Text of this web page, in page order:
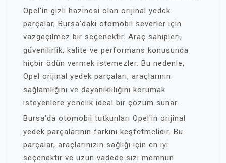
Opel'in gizli hazinesi olan orijinal yedek
parçalar, Bursa'daki otomobil severler için
vazgeçilmez bir seçenektir. Araç sahipleri,
güvenilirlik, kalite ve performans konusunda
hiçbir ödün vermek istemezler. Bu nedenle,
Opel orijinal yedek parçaları, araçlarının
sağlamlığını ve dayanıklılığını korumak
isteyenlere yönelik ideal bir çözüm sunar.
Bursa'da otomobil tutkunları Opel'in orijinal
yedek parçalarının farkını keşfetmelidir. Bu
parçalar, araçlarınızın sağlığı için en iyi
seçenektir ve uzun vadede sizi memnun